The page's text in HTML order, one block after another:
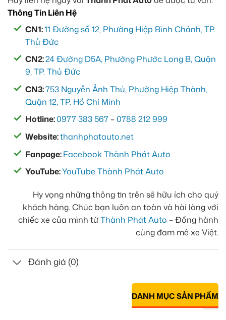
Thông Tin Liên Hệ
CN1:11 Đường số 12, Phường Hiệp Bình Chánh, TP.
Thủ Đức
CN2:24 Đường D5A, Phường Phước Long B, Quận
9, TP. Thủ Đức
CN3:753 Nguyễn Ảnh Thủ, Phường Hiệp Thành,
Quận 12, TP. Hồ Chí Minh
Hotline:0977 383 567 –0788 212 999
Website:thanhphatauto.net
Fanpage:Facebook Thành Phát Auto
YouTube:YouTube Thành Phát Auto
Hy vọng những thông tin trên sẽ hữu ích cho quý
khách hàng. Chúc bạn luôn an toàn và hài lòng với
chiếc xe của mình từThành Phát Auto – Đồng hành
cùng đam mê xe Việt.
Đánh giá (0)
DANH MỤC SẢN PHẨM